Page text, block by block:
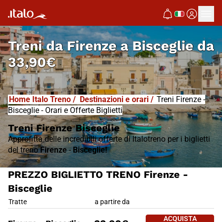
Treni daFirenze a Bisceglieda
33,90€
Home Italo Treno / Destinazioni e orari / Treni Firenze -
Bisceglie - Orari e Offerte Biglietti
Treni Firenze Bisceglie
Approfitta delle incredibili offerte di Italotreno per i biglietti
del trenoFirenze- Bisceglie!
PREZZO BIGLIETTO TRENO Firenze -
Bisceglie
PREZZO BIGLIETTO TRENO
Tratte a partire da
ACQUISTA
ACQUISTA
ITABUS